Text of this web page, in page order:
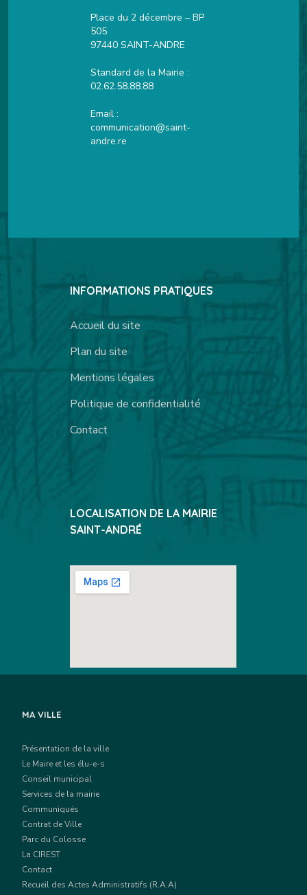
Place du 2 décembre – BP
505
97440 SAINT-ANDRE
Standard de la Mairie :
02.62.58.88.88
Email :
communication@saint-
andre.re
INFORMATIONS PRATIQUES
Accueil du site
Plan du site
Mentions légales
Politique de confidentialité
Contact
LOCALISATION DE LA MAIRIE
SAINT-ANDRÉ
MA VILLE
Présentation de la ville
Le Maire et les élu-e-s
Conseil municipal
Services de la mairie
Communiqués
Contrat de Ville
Parc du Colosse
La CIREST
Contact
Recueil des Actes Administratifs (R.A.A)